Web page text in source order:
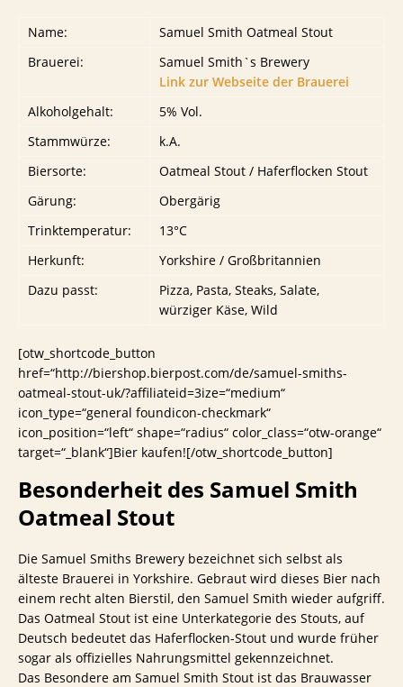
Name:
Samuel Smith Oatmeal Stout
Brauerei:
Samuel Smith`s Brewery
Link zur Webseite der Brauerei
Alkoholgehalt:
5% Vol.
Stammwürze:
k.A.
Biersorte:
Oatmeal Stout / Haferflocken Stout
Gärung:
Obergärig
Trinktemperatur:
13°C
Herkunft:
Yorkshire / Großbritannien
Dazu passt:
Pizza, Pasta, Steaks, Salate,
würziger Käse, Wild
[otw_shortcode_button
href=“http://biershop.bierpost.com/de/samuel-smiths-
oatmeal-stout-uk/?affiliateid=3ize=“medium“
icon_type=“general foundicon-checkmark“
icon_position=“left“ shape=“radius“ color_class=“otw-orange“
target=“_blank“]Bier kaufen![/otw_shortcode_button]
Besonderheit des Samuel Smith
Oatmeal Stout
Die Samuel Smiths Brewery bezeichnet sich selbst als
älteste Brauerei in Yorkshire. Gebraut wird dieses Bier nach
einem recht alten Bierstil, den Samuel Smith wieder aufgriff.
Das Oatmeal Stout ist eine Unterkategorie des Stouts, auf
Deutsch bedeutet das Haferflocken-Stout und wurde früher
sogar als offizielles Nahrungsmittel gekennzeichnet.
Das Besondere am Samuel Smith Stout ist das Brauwasser